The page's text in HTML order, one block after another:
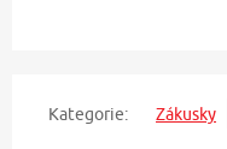
Kategorie: Zákusky